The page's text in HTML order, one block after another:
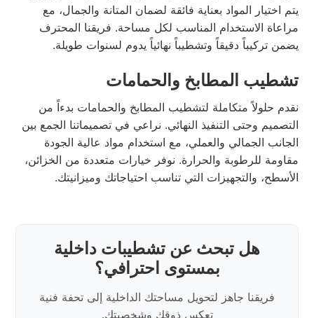
يتم اختيار المواد بعناية فائقة لضمان المتانة والجمال، مع
مراعاة الاستخدام المناسب لكل مساحة. فريقنا المحترف
يضمن تركيباً دقيقاً وتشطيباً نهائياً يدوم لسنوات طويلة.
تشطيب المطابخ والحمامات
نقدم حلولاً متكاملة لتشطيب المطابخ والحمامات بدءاً من
التصميم وحتى التنفيذ النهائي. نراعي في تصميماتنا الجمع بين
الجانب الجمالي والعملي، مع استخدام مواد عالية الجودة
مقاومة للرطوبة والحرارة. نوفر خيارات متعددة من الخزائن،
الأسطح، والتجهيزات التي تناسب احتياجاتك وميزانيتك.
هل تبحث عن تشطيبات داخلية
بمستوى احترافي؟
فريقنا جاهز لتحويل مساحتك الداخلية إلى تحفة فنية
تعكس ذوقك وشخصيتك.